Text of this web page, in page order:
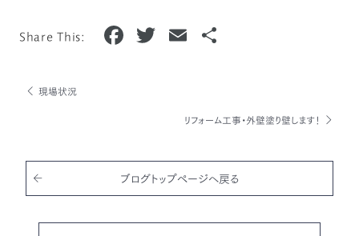
Share This: F
o
o
k
T E
l
現場状況
リフォーム工事・外壁塗り壁します！
ブログトップページへ戻る